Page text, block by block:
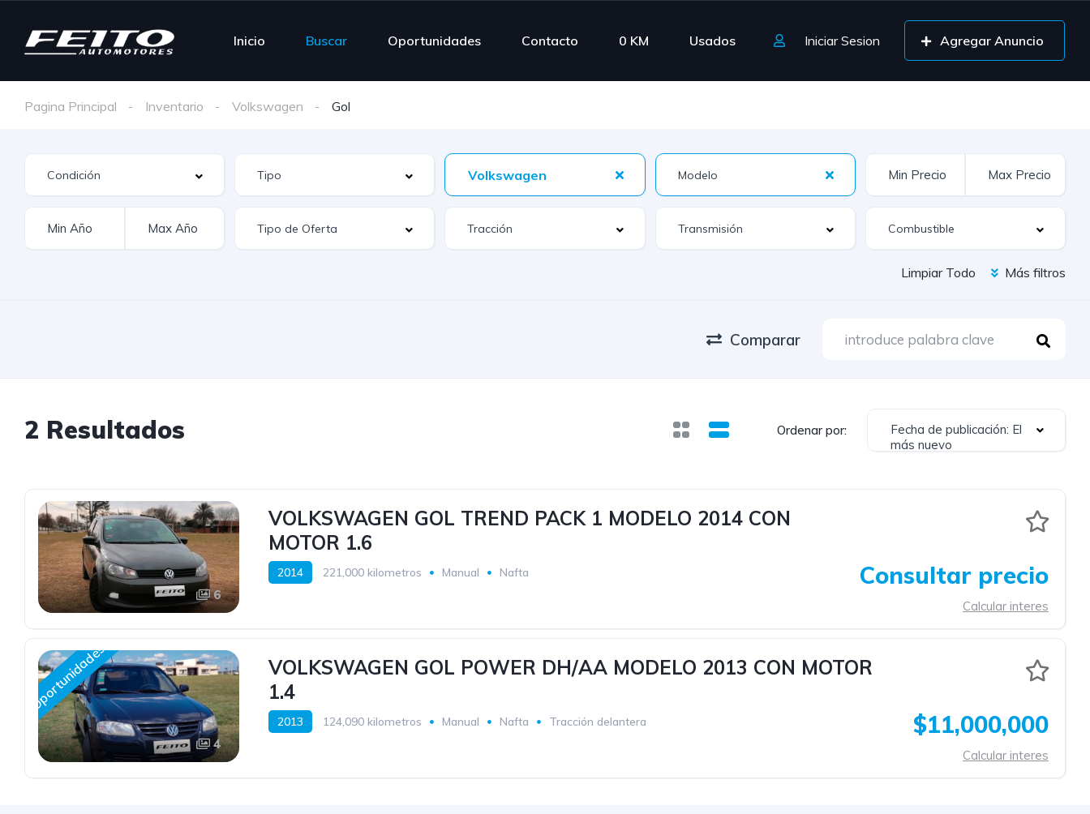
Inicio Buscar Oportunidades Contacto 0 KM Usados Iniciar Sesion Agregar Anuncio
Pagina Principal Inventario Volkswagen Gol
Volkswagen
Limpiar Todo Más filtros
Comparar
2 Resultados Ordenar por:
Fecha de publicación: El
más nuevo
6
VOLKSWAGEN GOL TREND PACK 1 MODELO 2014 CON
MOTOR 1.6
2014 221,000 kilometros Manual Nafta Consultar precio
Calcular interes
Oportunidades
4
VOLKSWAGEN GOL POWER DH/AA MODELO 2013 CON MOTOR
1.4
2013 124,090 kilometros Manual Nafta Tracción delantera $11,000,000
Calcular interes